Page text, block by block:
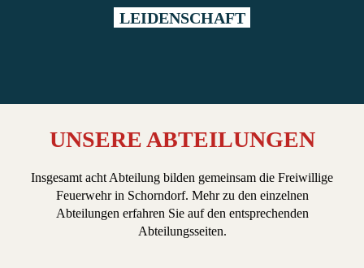
LEIDENSCHAFT
UNSERE ABTEILUNGEN
Insgesamt acht Abteilung bilden gemeinsam die Freiwillige
Feuerwehr in Schorndorf. Mehr zu den einzelnen
Abteilungen erfahren Sie auf den entsprechenden
Abteilungsseiten.